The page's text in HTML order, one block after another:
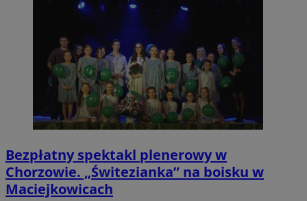
Bezpłatny spektakl plenerowy w
Chorzowie. „Świtezianka” na boisku w
Maciejkowicach